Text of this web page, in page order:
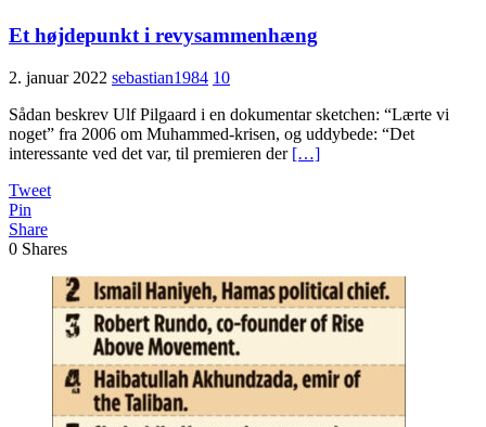
Et højdepunkt i revysammenhæng
2. januar 2022 sebastian1984 10
Sådan beskrev Ulf Pilgaard i en dokumentar sketchen: “Lærte vi
noget” fra 2006 om Muhammed-krisen, og uddybede: “Det
interessante ved det var, til premieren der […]
Tweet
Pin
Share
0 Shares